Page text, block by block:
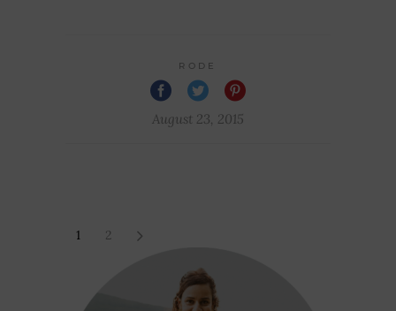
RODE
August 23, 2015
1 2